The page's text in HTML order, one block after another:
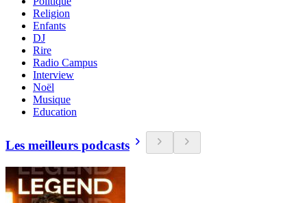
Religion
Enfants
DJ
Rire
Radio Campus
Interview
Noël
Musique
Education
Les meilleurs podcasts